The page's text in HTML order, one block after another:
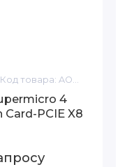
Код товара: AOC-SGI4
4
Card-PCIE X8